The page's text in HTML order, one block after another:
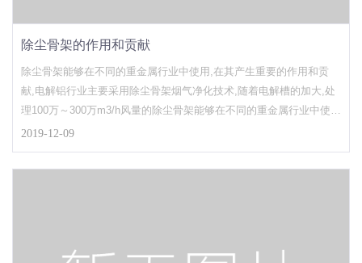
除尘骨架的作用和贡献
除尘骨架能够在不同的重金属行业中使用,在其产生重要的作用和贡
献,电解铝行业主要采用除尘骨架烟气净化技术,随着电解槽的加大,处
理100万～300万m3/h风量的除尘骨架能够在不同的重金属行业中使
用,在其产生重要的作用和贡献也越来越多。铜、铅、锌等冶炼炉窑的
烟气净化应采用袋式除尘器,整体上看,有色冶金行业的改造工作任务
艰巨,因而对除尘骨架的需求较大。除尘骨架随着干法脱硫技术和循环
2019-12-09